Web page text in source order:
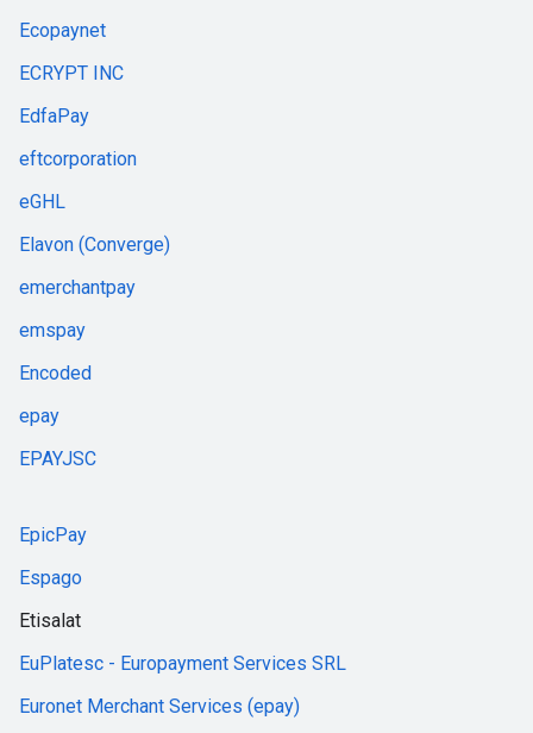
Ecopaynet
ECRYPT INC
EdfaPay
eftcorporation
eGHL
Elavon (Converge)
emerchantpay
emspay
Encoded
epay
EPAYJSC
EpicPay
Espago
Etisalat
EuPlatesc - Europayment Services SRL
Euronet Merchant Services (epay)